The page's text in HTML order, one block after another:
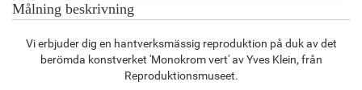
F4613-236
980.78 kr 1 414.04kr
Målning beskrivning
Vi erbjuder dig en hantverksmässig reproduktion på duk av det
berömda konstverket 'Monokrom vert' av Yves Klein, från
Reproduktionsmuseet.